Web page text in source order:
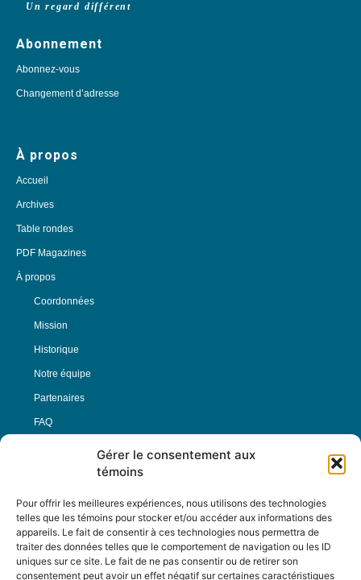
Gérer le consentement aux
témoins
Pour offrir les meilleures expériences, nous utilisons des technologies
telles que les témoins pour stocker et/ou accéder aux informations des
appareils. Le fait de consentir à ces technologies nous permettra de
traiter des données telles que le comportement de navigation ou les ID
uniques sur ce site. Le fait de ne pas consentir ou de retirer son
consentement peut avoir un effet négatif sur certaines caractéristiques
Un regard différent
Abonnement
Abonnez-vous
Changement d’adresse
À propos
Accueil
Archives
Table rondes
PDF Magazines
À propos
Coordonnées
Mission
Historique
Notre équipe
Partenaires
FAQ
Nous Suivre